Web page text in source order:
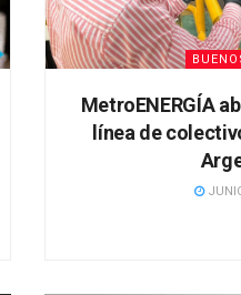
MetroENERGÍA
línea de